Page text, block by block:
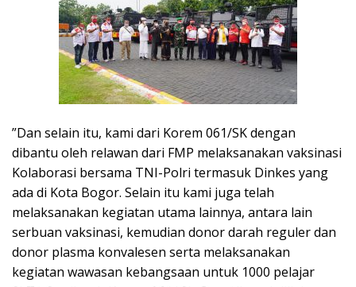
”Dan selain itu, kami dari Korem 061/SK dengan
dibantu oleh relawan dari FMP melaksanakan vaksinasi
Kolaborasi bersama TNI-Polri termasuk Dinkes yang
ada di Kota Bogor. Selain itu kami juga telah
melaksanakan kegiatan utama lainnya, antara lain
serbuan vaksinasi, kemudian donor darah reguler dan
donor plasma konvalesen serta melaksanakan
kegiatan wawasan kebangsaan untuk 1000 pelajar